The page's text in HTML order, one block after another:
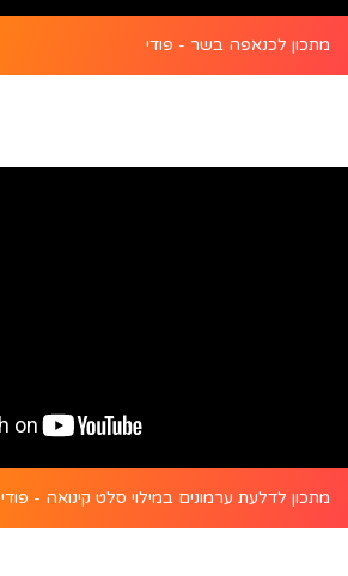
מתכון לכנאפה בשר - פודי
מתכון לדלעת ערמונים במילוי סלט קינואה - פודי